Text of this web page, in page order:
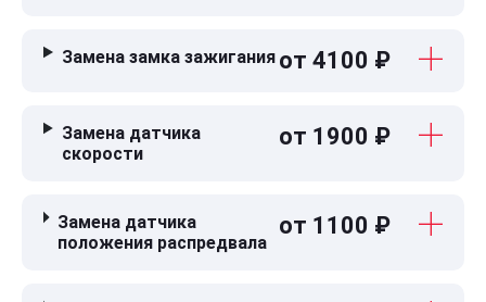
Замена замка зажигания от 4100 ₽
Замена датчика
скорости
от 1900 ₽
Замена датчика
положения распредвала
от 1100 ₽